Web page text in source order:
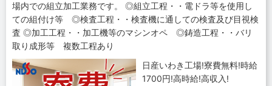
場内での組立加工業務です。 ◎組立工程・・電ドラ等を使用し
ての組付け等 ◎検査工程・・検査機に通しての検査及び目視検
査 ◎加工工程・・加工機等のマシンオペ ◎鋳造工程・・バリ
取り成形等 複数工程あり
日産いわき工場!寮費無料!時給
1700円!高時給!高収入!